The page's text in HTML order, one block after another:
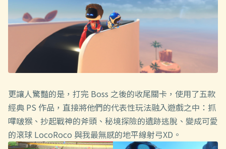
更讓人驚豔的是，打完 Boss 之後的收尾關卡，使用了五款
經典 PS 作品，直接將他們的代表性玩法融入遊戲之中：抓
嗶啵猴、抄起戰神的斧頭、秘境探險的遺跡逃脫、變成可愛
的滾球 LocoRoco 與我最無感的地平線射弓XD。